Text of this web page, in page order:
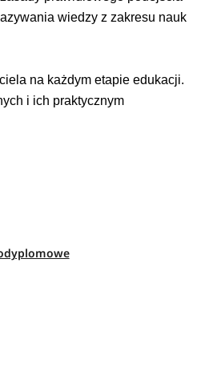
wiedzy z zakresu nauk
na każdym etapie edukacji.
i ich praktycznym